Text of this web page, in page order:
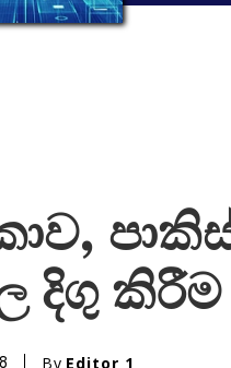
දිගු කිරීම
By Editor 1